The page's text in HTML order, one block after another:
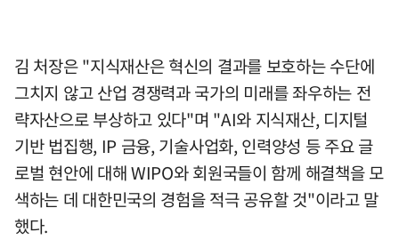
김 처장은 "지식재산은 혁신의 결과를 보호하는 수단에
그치지 않고 산업 경쟁력과 국가의 미래를 좌우하는 전
략자산으로 부상하고 있다"며 "AI와 지식재산, 디지털
기반 법집행, IP 금융, 기술사업화, 인력양성 등 주요 글
로벌 현안에 대해 WIPO와 회원국들이 함께 해결책을 모
색하는 데 대한민국의 경험을 적극 공유할 것"이라고 말
했다.